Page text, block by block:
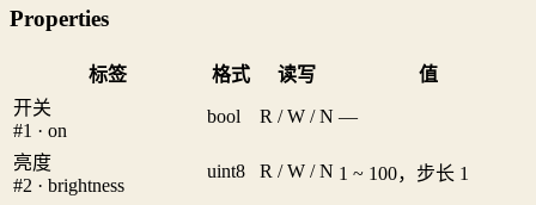
Properties
标签 格式 读写
值
开关
#1 · on
bool R / W / N —
亮度
#2 · brightness
uint8 R / W / N 1 ~ 100，步长 1